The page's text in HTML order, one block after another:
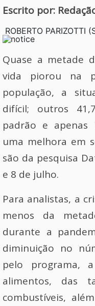
Escrito por:
ROBERTO PARIZOTTI
Quase a metade
vida piorou na
população, a
difícil; outros
padrão e apenas
uma melhora em
são da pesquisa
e 8 de julho.
Para analistas, a
menos da
durante a
diminuição no
pelo programa,
alimentos, das
combustíveis,